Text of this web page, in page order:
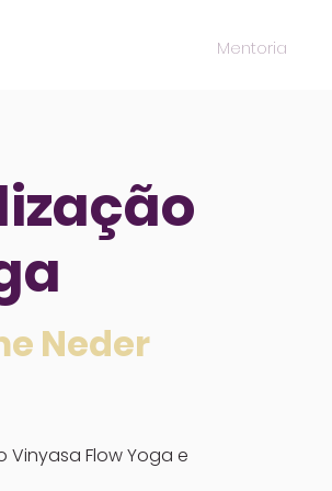
Mentoria
Neder
Flow Yoga e